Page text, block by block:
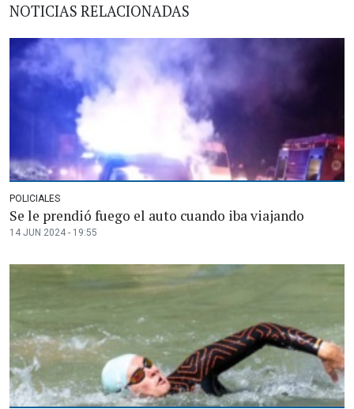
NOTICIAS RELACIONADAS
POLICIALES
Se le prendió fuego el auto cuando iba viajando
14 JUN 2024 - 19:55